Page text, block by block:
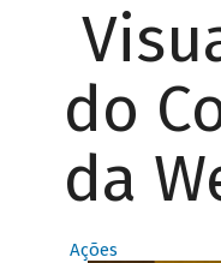
do
da
Ações